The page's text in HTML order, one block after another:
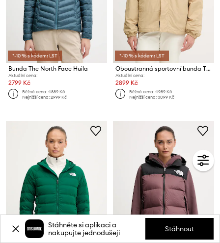
*-10 % s kódem: LST
Bunda The North Face Huila
Aktuální cena:
2799 Kč
Běžná cena:4889 Kč
Nejnižší cena:2999 Kč
*-10 % s kódem: LST
Oboustranná sportovní bunda The North Face Yumiori
Aktuální cena:
2899 Kč
Běžná cena:4989 Kč
Nejnižší cena:3099 Kč
Stáhněte si aplikaci a
nakupujte jednodušeji
Stáhnout